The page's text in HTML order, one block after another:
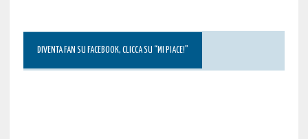
DIVENTA FAN SU FACEBOOK, CLICCA SU “MI PIACE!”